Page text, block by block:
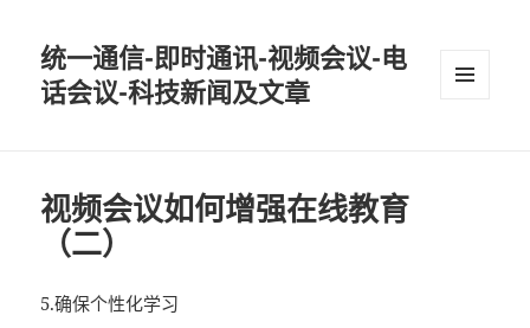
统一通信-即时通讯-视频会议-电
话会议-科技新闻及文章
视频会议如何增强在线教育
（二）
5.确保个性化学习